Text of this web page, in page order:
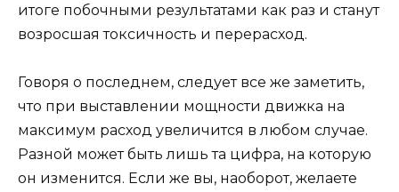
итоге побочными результатами как раз и станут
возросшая токсичность и перерасход.
Говоря о последнем, следует все же заметить,
что при выставлении мощности движка на
максимум расход увеличится в любом случае.
Разной может быть лишь та цифра, на которую
он изменится. Если же вы, наоборот, желаете